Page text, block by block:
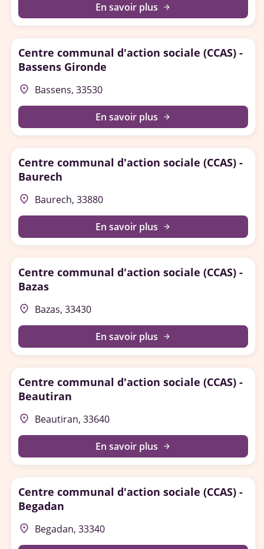
En savoir plus arrow_forward
Centre communal d'action sociale (CCAS) -
Bassens Gironde
place Bassens, 33530
En savoir plus arrow_forward
Centre communal d'action sociale (CCAS) -
Baurech
place Baurech, 33880
En savoir plus arrow_forward
Centre communal d'action sociale (CCAS) -
Bazas
place Bazas, 33430
En savoir plus arrow_forward
Centre communal d'action sociale (CCAS) -
Beautiran
place Beautiran, 33640
En savoir plus arrow_forward
Centre communal d'action sociale (CCAS) -
Begadan
place Begadan, 33340